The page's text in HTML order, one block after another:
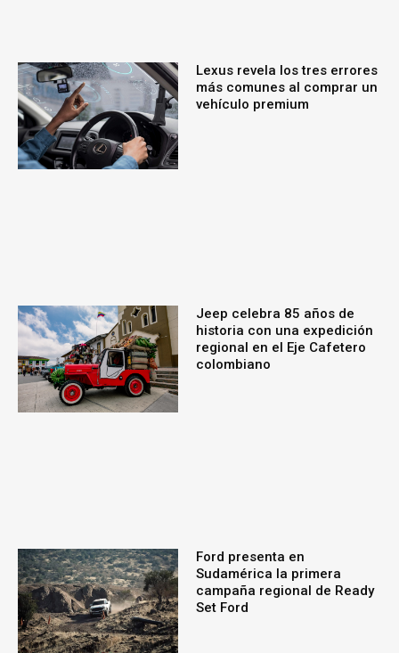
Lexus revela los tres errores
más comunes al comprar un
vehículo premium
Jeep celebra 85 años de
historia con una expedición
regional en el Eje Cafetero
colombiano
Ford presenta en
Sudamérica la primera
campaña regional de Ready
Set Ford